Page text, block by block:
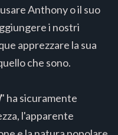
Anthony o il suo
i nostri
apprezzare la sua
che sono.
" ha sicuramente
l'apparente